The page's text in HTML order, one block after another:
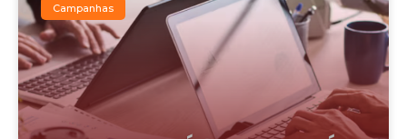
Campanhas